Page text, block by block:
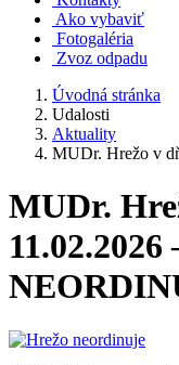
Ako vybaviť
Fotogaléria
Zvoz odpadu
Úvodná stránka
Udalosti
Aktuality
MUDr. Hrežo v
MUDr.
11.02.2026